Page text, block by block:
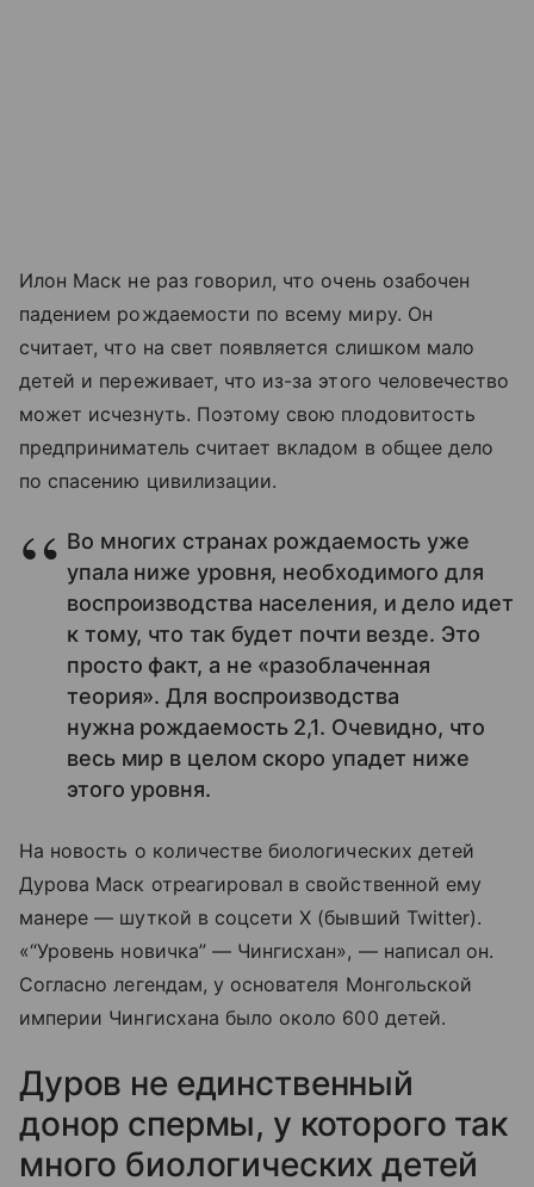
Илон Маск не раз говорил, что очень озабочен
падением рождаемости по всему миру. Он
считает, что на свет появляется слишком мало
детей и переживает, что из-за этого человечество
может исчезнуть. Поэтому свою плодовитость
предприниматель считает вкладом в общее дело
по спасению цивилизации.
Во многих странах рождаемость уже
упала ниже уровня, необходимого для
воспроизводства населения, и дело идет
к тому, что так будет почти везде. Это
просто факт, а не «разоблаченная
теория». Для воспроизводства
нужна рождаемость 2,1. Очевидно, что
весь мир в целом скоро упадет ниже
этого уровня.
На новость о количестве биологических детей
Дурова Маск отреагировал в свойственной ему
манере — шуткой в соцсети X (бывший Twitter).
«“Уровень новичка” — Чингисхан», — написал он.
Согласно легендам, у основателя Монгольской
империи Чингисхана было около 600 детей.
Дуров не единственный
донор спермы, у которого так
много биологических детей